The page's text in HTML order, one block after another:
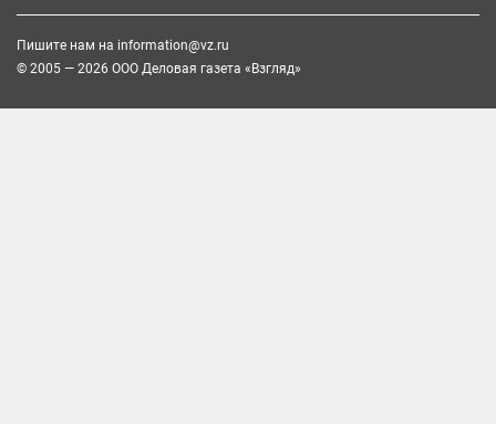
Пишите нам на information@vz.ru
© 2005 — 2026 ООО Деловая газета «Взгляд»